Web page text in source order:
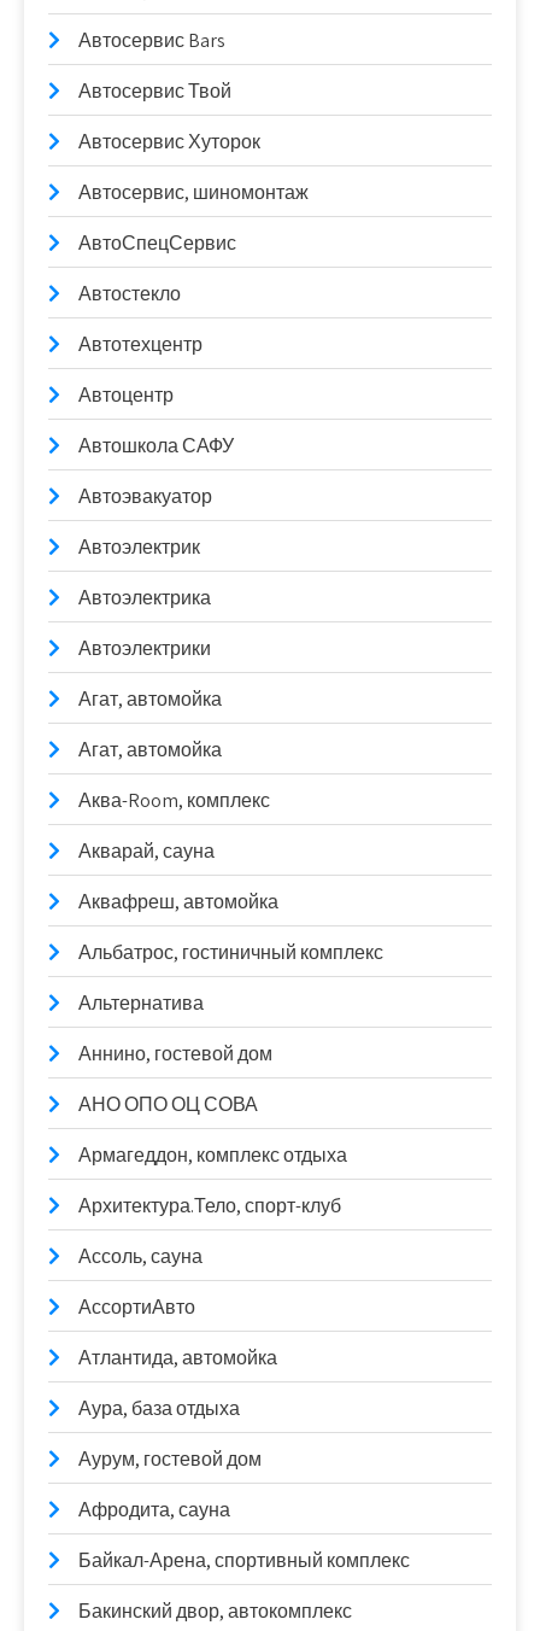
Автосервис Bars
Автосервис Твой
Автосервис Хуторок
Автосервис, шиномонтаж
АвтоСпецСервис
Автостекло
Автотехцентр
Автоцентр
Автошкола САФУ
Автоэвакуатор
Автоэлектрик
Автоэлектрика
Автоэлектрики
Агат, автомойка
Агат, автомойка
Аква-Room, комплекс
Акварай, сауна
Аквафреш, автомойка
Альбатрос, гостиничный комплекс
Альтернатива
Аннино, гостевой дом
АНО ОПО ОЦ СОВА
Армагеддон, комплекс отдыха
Архитектура.Тело, спорт-клуб
Ассоль, сауна
АссортиАвто
Атлантида, автомойка
Аура, база отдыха
Аурум, гостевой дом
Афродита, сауна
Байкал-Арена, спортивный комплекс
Бакинский двор, автокомплекс